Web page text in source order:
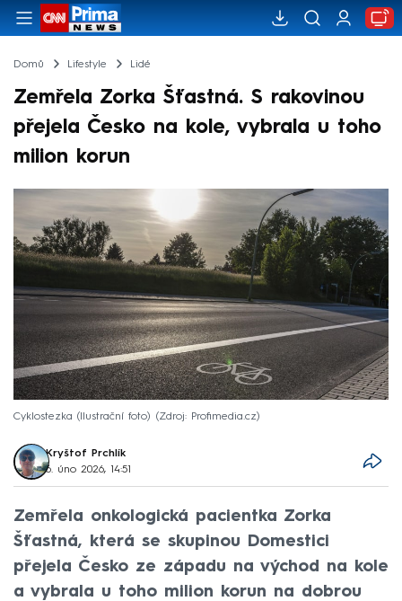
Domů Lifestyle Lidé
Zemřela Zorka Šťastná. S rakovinou
přejela Česko na kole, vybrala u toho
milion korun
Cyklostezka (Ilustrační foto) Zdroj: Profimedia.cz
Kryštof Prchlík
6. úno 2026, 14:51
Zemřela onkologická pacientka Zorka
Šťastná, která se skupinou Domestici
přejela Česko ze západu na východ na kole
a vybrala u toho milion korun na dobrou